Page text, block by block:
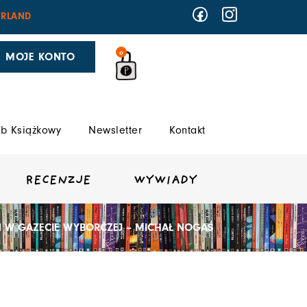
MOJE KONTO 0
Książkowy Newsletter Kontakt
RECENZJE WYWIADY
W GAZECIE WYBORCZEJ – MICHAŁ NOGAŚ